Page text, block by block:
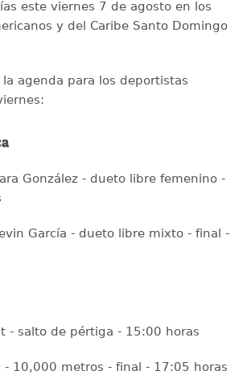
este viernes 7 de agosto en los
y del Caribe Santo Domingo
agenda para los deportistas
González - dueto libre femenino -
García - dueto libre mixto - final -
- salto de pértiga - 15:00 horas
- 10,000 metros - final - 17:05 horas